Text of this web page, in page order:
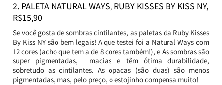
2. PALETA NATURAL WAYS, RUBY KISSES BY KISS NY,
R$15,90
Se você gosta de sombras cintilantes, as paletas da Ruby Kisses
By Kiss NY são bem legais! A que testei foi a Natural Ways com
12 cores (acho que tem a de 8 cores também!), e As sombras são
super pigmentadas, macias e têm ótima durabilidade,
sobretudo as cintilantes. As opacas (são duas) são menos
pigmentadas, mas, pelo preço, o estojinho compensa muito!